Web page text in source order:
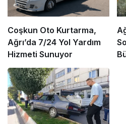
Coşkun Oto Kurtarma,
Ağrı’da 7/24 Yol Yardım
Hizmeti Sunuyor